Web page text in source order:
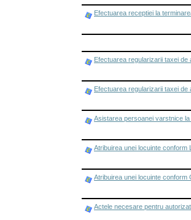
Efectuarea receptiei la
Efectuarea regularizarii taxei
Efectuarea regularizarii taxei
Asistarea persoanei varstnice
Atribuirea unei locuinte conform
Atribuirea unei locuinte conform
Actele necesare pentru